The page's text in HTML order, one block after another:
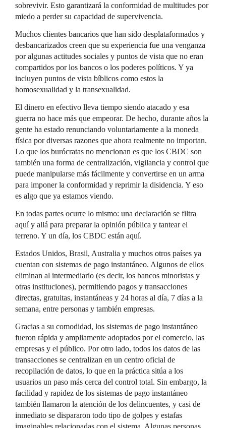
sobrevivir. Esto garantizará la conformidad de multitudes por
miedo a perder su capacidad de supervivencia.
Muchos clientes bancarios que han sido desplataformados y
desbancarizados creen que su experiencia fue una venganza
por algunas actitudes sociales y puntos de vista que no eran
compartidos por los bancos o los poderes políticos. Y ya
incluyen puntos de vista bíblicos como estos la
homosexualidad y la transexualidad.
El dinero en efectivo lleva tiempo siendo atacado y esa
guerra no hace más que empeorar. De hecho, durante años la
gente ha estado renunciando voluntariamente a la moneda
física por diversas razones que ahora realmente no importan.
Lo que los burócratas no mencionan es que los CBDC son
también una forma de centralización, vigilancia y control que
puede manipularse más fácilmente y convertirse en un arma
para imponer la conformidad y reprimir la disidencia. Y eso
es algo que ya estamos viendo.
En todas partes ocurre lo mismo: una declaración se filtra
aquí y allá para preparar la opinión pública y tantear el
terreno. Y un día, los CBDC están aquí.
Estados Unidos, Brasil, Australia y muchos otros países ya
cuentan con sistemas de pago instantáneo. Algunos de ellos
eliminan al intermediario (es decir, los bancos minoristas y
otras instituciones), permitiendo pagos y transacciones
directas, gratuitas, instantáneas y 24 horas al día, 7 días a la
semana, entre personas y también empresas.
Gracias a su comodidad, los sistemas de pago instantáneo
fueron rápida y ampliamente adoptados por el comercio, las
empresas y el público. Por otro lado, todos los datos de las
transacciones se centralizan en un centro oficial de
recopilación de datos, lo que en la práctica sitúa a los
usuarios un paso más cerca del control total. Sin embargo, la
facilidad y rapidez de los sistemas de pago instantáneo
también llamaron la atención de los delincuentes, y casi de
inmediato se dispararon todo tipo de golpes y estafas
imaginables relacionadas con el sistema. Algunas personas